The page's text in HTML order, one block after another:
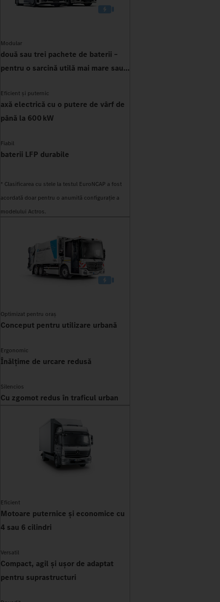
Modular
două sau trei pachete de baterii –
pentru o sarcină utilă mai mare sau
Eficient și puternic
axă electrică cu o putere de vârf de
până la 600 kW
Fiabil
baterii LFP durabile
* Clasificarea cu stele la testul EuroNCAP a fost
acordată doar pentru o anumită configurație a
modelului Actros.
Optimizat pentru oraș
Conceput pentru utilizare urbană
Ergonomic
Înălțime de urcare redusă
Silencios
Cu zgomot redus în traficul urban
Eficient
Motoare puternice și economice cu
4 sau 6 cilindri
Versatil
Compact, agil și ușor de adaptat
pentru suprastructuri